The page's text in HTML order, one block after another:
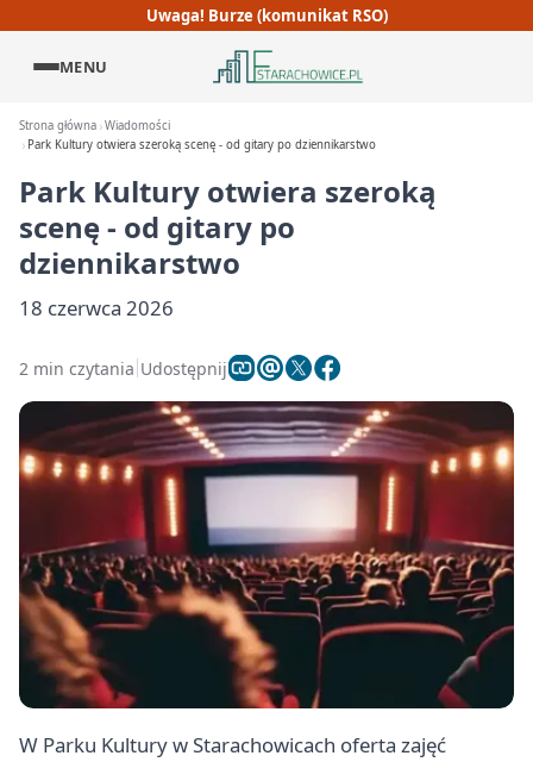
Uwaga! Burze (komunikat RSO)
MENU
Strona główna Wiadomości
Park Kultury otwiera szeroką scenę - od gitary po dziennikarstwo
Park Kultury otwiera szeroką
scenę - od gitary po
dziennikarstwo
18 czerwca 2026
2 min czytania Udostępnij
W Parku Kultury w Starachowicach oferta zajęć